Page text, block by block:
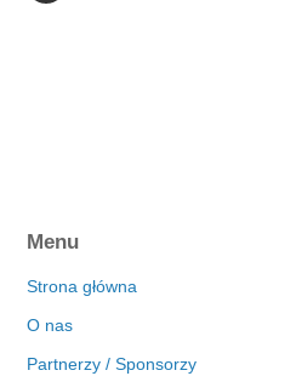
Menu
Strona główna
O nas
Partnerzy / Sponsorzy